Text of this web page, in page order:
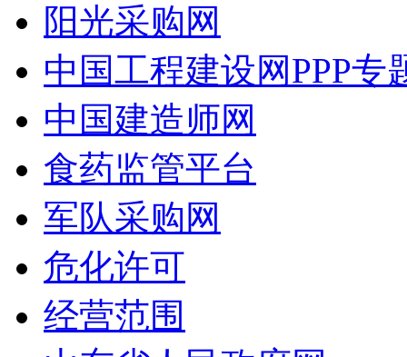
阳光采购网
中国工程建设网PPP专
中国建造师网
食药监管平台
军队采购网
危化许可
经营范围